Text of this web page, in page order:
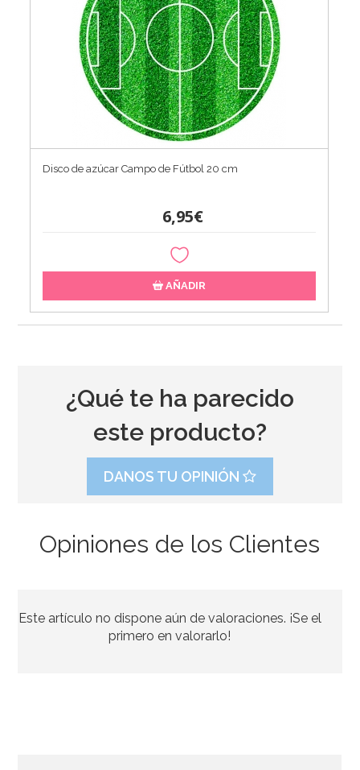
Disco de azúcar Campo de Fútbol 20 cm
6,95€
AÑADIR
3,75€
¿Qué te ha parecido
este producto?
DANOS TU OPINIÓN
Opiniones de los Clientes
Este artículo no dispone aún de valoraciones. ¡Se el
primero en valorarlo!